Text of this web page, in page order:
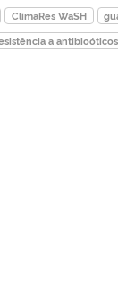
ClimaRes WaSH
a antibioóticos